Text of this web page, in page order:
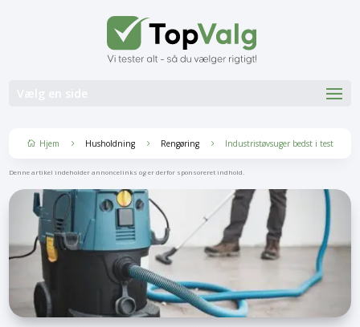
 Hjem 5 Husholdning 5 Rengøring 5 Industristøvsuger bedst i test
Denne artikel indeholder annoncelinks og er derfor sponsoreret indhold.